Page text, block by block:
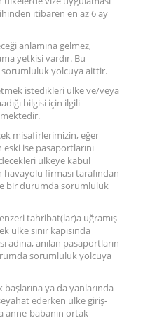
itibaren en az 6 ay
anlamına gelmez,
yetkisi vardır. Bu
yolcuya aittir.
istedikleri ülke ve/veya
bilgisi için ilgili
misafirlerimizin, eğer
eski ise pasaportlarını
ülkeye kabul
firması tarafından
bir durumda sorumluluk
tahribat(lar)a uğramış
sınır kapısında
adına, anılan pasaportların
sorumluluk yolcuya
ya da yanlarında
ederken ülke giriş-
anne-babanın ortak